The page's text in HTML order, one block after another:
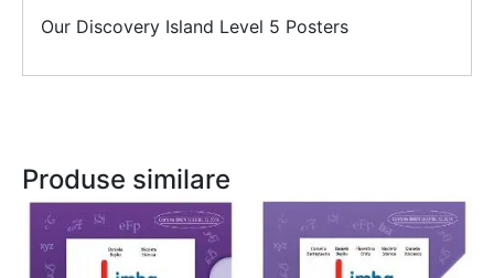
Our Discovery Island Level 5 Posters
Produse similare